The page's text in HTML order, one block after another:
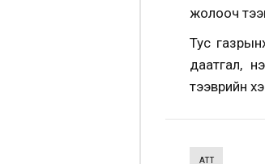
жолооч
Тус
даатгал,
тээврийн
АТҮТ